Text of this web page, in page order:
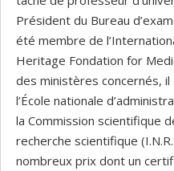
Président du Bureau
été membre de
Heritage Fondation for
des ministères concernés,
l’École nationale
la Commission scientifique
recherche scientifique
nombreux prix dont un